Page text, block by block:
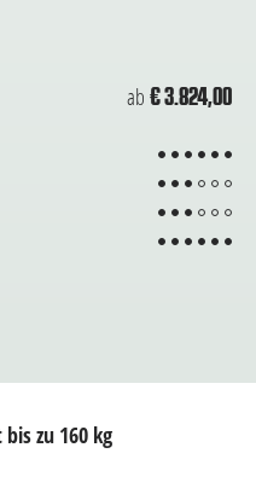
ab € 3.824,00
6 von 6
3 von 6
3 von 6
6 von 6
zu 160 kg